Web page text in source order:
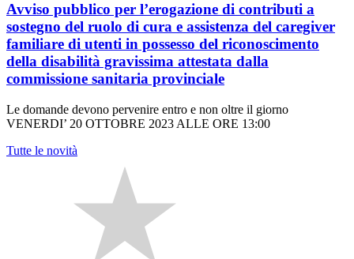
Avviso pubblico per l’erogazione di contributi a
sostegno del ruolo di cura e assistenza del caregiver
familiare di utenti in possesso del riconoscimento
della disabilità gravissima attestata dalla
commissione sanitaria provinciale
Le domande devono pervenire entro e non oltre il giorno
VENERDI’ 20 OTTOBRE 2023 ALLE ORE 13:00
Tutte le novità